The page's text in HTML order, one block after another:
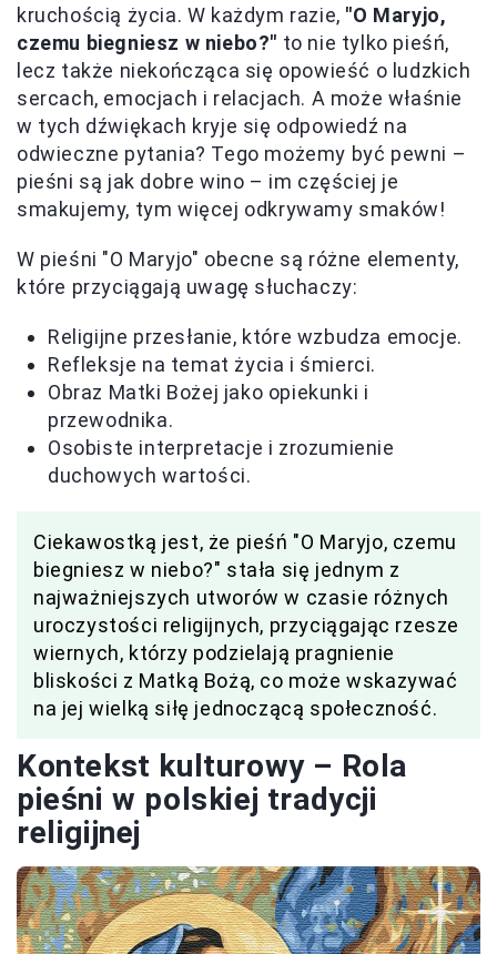
kruchością życia. W każdym razie, "O Maryjo,
czemu biegniesz w niebo?" to nie tylko pieśń,
lecz także niekończąca się opowieść o ludzkich
sercach, emocjach i relacjach. A może właśnie
w tych dźwiękach kryje się odpowiedź na
odwieczne pytania? Tego możemy być pewni –
pieśni są jak dobre wino – im częściej je
smakujemy, tym więcej odkrywamy smaków!
W pieśni "O Maryjo" obecne są różne elementy,
które przyciągają uwagę słuchaczy:
Religijne przesłanie, które wzbudza emocje.
Refleksje na temat życia i śmierci.
Obraz Matki Bożej jako opiekunki i
przewodnika.
Osobiste interpretacje i zrozumienie
duchowych wartości.
Ciekawostką jest, że pieśń "O Maryjo, czemu
biegniesz w niebo?" stała się jednym z
najważniejszych utworów w czasie różnych
uroczystości religijnych, przyciągając rzesze
wiernych, którzy podzielają pragnienie
bliskości z Matką Bożą, co może wskazywać
na jej wielką siłę jednoczącą społeczność.
Kontekst kulturowy – Rola
pieśni w polskiej tradycji
religijnej